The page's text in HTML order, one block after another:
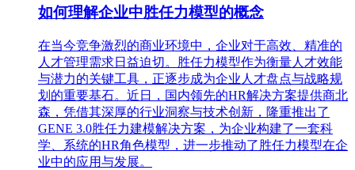
如何理解企业中胜任力模型的概念
在当今竞争激烈的商业环境中，企业对于高效、精准的
人才管理需求日益迫切。胜任力模型作为衡量人才效能
与潜力的关键工具，正逐步成为企业人才盘点与战略规
划的重要基石。近日，国内领先的HR解决方案提供商北
森，凭借其深厚的行业洞察与技术创新，隆重推出了
GENE 3.0胜任力建模解决方案，为企业构建了一套科
学、系统的HR角色模型，进一步推动了胜任力模型在企
业中的应用与发展。